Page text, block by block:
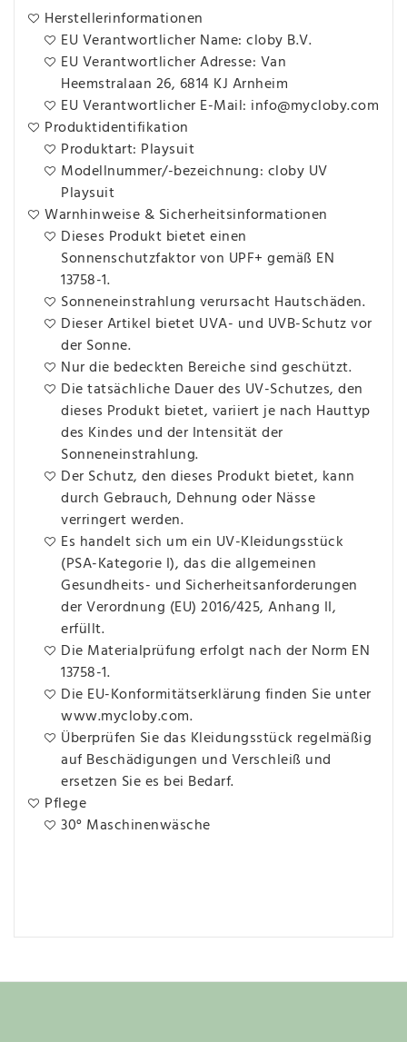
Herstellerinformationen
EU Verantwortlicher Name: cloby B.V.
EU Verantwortlicher Adresse: Van
Heemstralaan 26, 6814 KJ Arnheim
EU Verantwortlicher E-Mail: info@mycloby.com
Produktidentifikation
Produktart: Playsuit
Modellnummer/-bezeichnung: cloby UV
Playsuit
Warnhinweise & Sicherheitsinformationen
Dieses Produkt bietet einen
Sonnenschutzfaktor von UPF+ gemäß EN
13758-1.
Sonneneinstrahlung verursacht Hautschäden.
Dieser Artikel bietet UVA- und UVB-Schutz vor
der Sonne.
Nur die bedeckten Bereiche sind geschützt.
Die tatsächliche Dauer des UV-Schutzes, den
dieses Produkt bietet, variiert je nach Hauttyp
des Kindes und der Intensität der
Sonneneinstrahlung.
Der Schutz, den dieses Produkt bietet, kann
durch Gebrauch, Dehnung oder Nässe
verringert werden.
Es handelt sich um ein UV-Kleidungsstück
(PSA-Kategorie I), das die allgemeinen
Gesundheits- und Sicherheitsanforderungen
der Verordnung (EU) 2016/425, Anhang II,
erfüllt.
Die Materialprüfung erfolgt nach der Norm EN
13758-1.
Die EU-Konformitätserklärung finden Sie unter
www.mycloby.com.
Überprüfen Sie das Kleidungsstück regelmäßig
auf Beschädigungen und Verschleiß und
ersetzen Sie es bei Bedarf.
Pflege
30° Maschinenwäsche